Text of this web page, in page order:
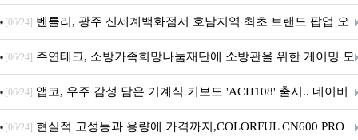
Crosshair X870E EDITION 20 국내 출시 예정
[06/24] 벤틀리, 광주 신세계백화점서 호남지역 최초 브랜드 팝업 오
픈
[06/24] 주연테크, 소방가족희망나눔재단에 소방관을 위한 게이밍 모
니터·스마트 펫 침대 기부
[06/24] 앱코, 우주 감성 담은 기계식 키보드 'ACH108' 출시.. 네이버
브랜드데이 기획전 진행
[06/24] 현실적 고성능과 용량에 가격까지,COLORFUL CN600 PRO